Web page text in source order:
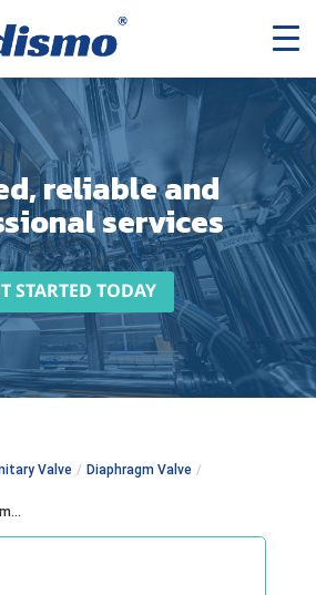
reliable and
services
STARTED TODAY
Valve / Diaphragm Valve /